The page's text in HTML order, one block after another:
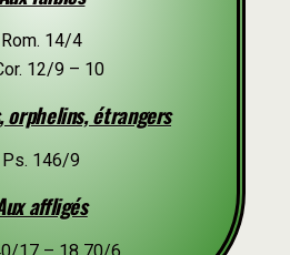
Rom. 14/4
12/9 – 10
orphelins, étrangers
Ps. 146/9
affligés